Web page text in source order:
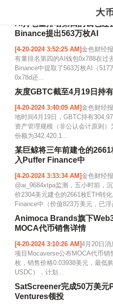
AI持仓量排名第四的钱包过
Binance提出563万枚AI
[4-20-2024 3:52:25 AM]金色财经
有量排名第四的AI钱包0x788在过
Binance中提取了563万枚AI（
0x78d还...
灰度GBTC截至4月19日持
[4-20-2024 3:40:09 AM]金色财经
地时间4月19日，GBTC持有
资产管理规模（非公认会计原则
份额为342,420,1...
某巨鲸将三年前建仓的
入Puffer Finance中
[4-20-2024 3:33:34 AM]金色财经
@ai_9684xtpa监测，五小时前，
价2304美元建仓的2661枚ETH转
Finance中（价值823万美元，已
Animoca Brands旗下
MOCA代币销售详情
[4-20-2024 3:10:26 AM]4月20日消
项目Mocaverse公布MOCA代币销
枚，销售价格0.03938美元，最低
USDC），计划...
SatScreener完成50万美元
Ventures领投